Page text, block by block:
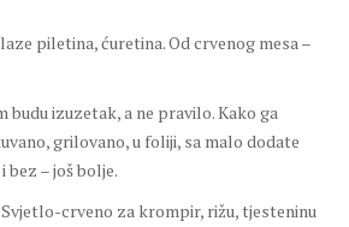
piletina, ćuretina. Od crvenog mesa –
budu izuzetak, a ne pravilo. Kako ga
grilovano, u foliji, sa malo dodate
bez – još bolje.
Svjetlo-crveno za krompir, rižu, tjesteninu